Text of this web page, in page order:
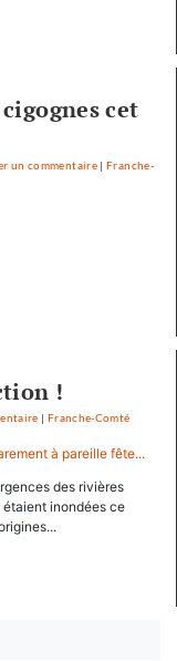
crue…
cet
un commentaire on
|Franche-
!
on
pépites
et
les
scories
Franche-Comté
des rivières
inondées ce